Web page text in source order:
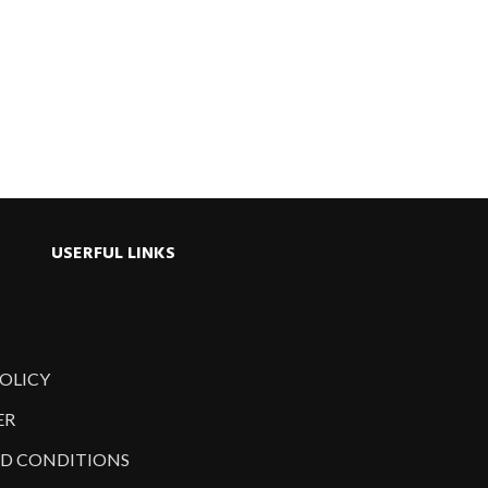
USERFUL LINKS
CONDITIONS